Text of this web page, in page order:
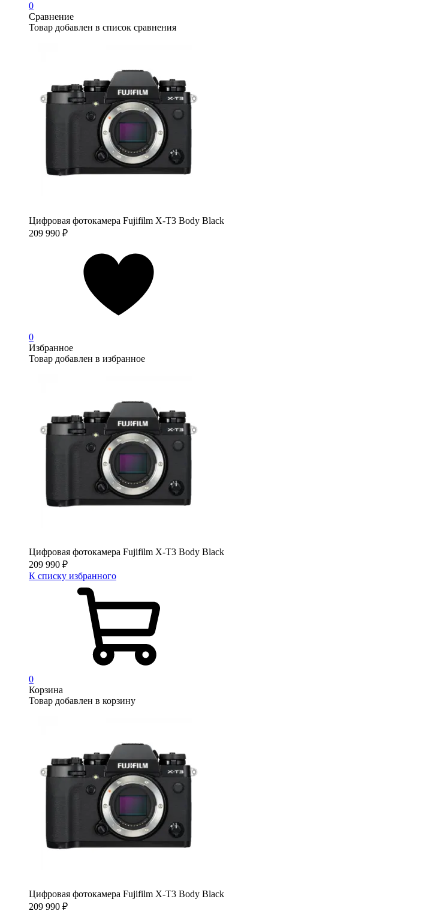
0
Сравнение
Товар добавлен в список сравнения
Цифровая фотокамера Fujifilm X-T3 Body Black
209 990 ₽
0
Избранное
Товар добавлен в избранное
Цифровая фотокамера Fujifilm X-T3 Body Black
209 990 ₽
К списку избранного
0
Корзина
Товар добавлен в корзину
Цифровая фотокамера Fujifilm X-T3 Body Black
209 990 ₽